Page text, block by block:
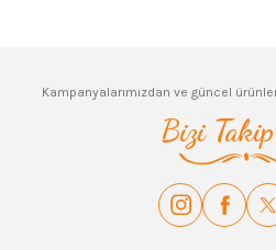
Kampanyalarımızdan ve güncel
Bizi